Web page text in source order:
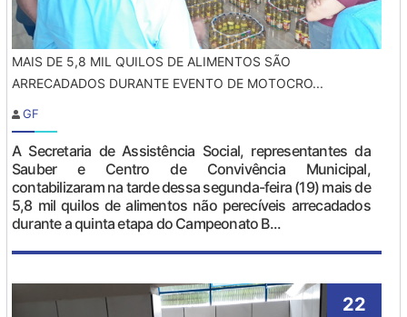
MAIS DE 5,8 MIL QUILOS DE ALIMENTOS SÃO
ARRECADADOS DURANTE EVENTO DE MOTOCRO...
GF
A Secretaria de Assistência Social, representantes da
Sauber e Centro de Convivência Municipal,
contabilizaram na tarde dessa segunda-feira (19) mais de
5,8 mil quilos de alimentos não perecíveis arrecadados
durante a quinta etapa do Campeonato B...
22